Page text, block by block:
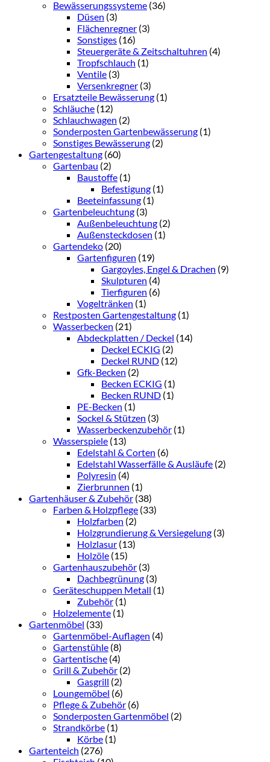
Bewässerungssysteme (36)
Düsen (3)
Flächenregner (3)
Sonstiges (16)
Steuergeräte & Zeitschaltuhren (4)
Tropfschlauch (1)
Ventile (3)
Versenkregner (3)
Ersatzteile Bewässerung (1)
Schläuche (12)
Schlauchwagen (2)
Sonderposten Gartenbewässerung (1)
Sonstiges Bewässerung (2)
Gartengestaltung (60)
Gartenbau (2)
Baustoffe (1)
Befestigung (1)
Beeteinfassung (1)
Gartenbeleuchtung (3)
Außenbeleuchtung (2)
Außensteckdosen (1)
Gartendeko (20)
Gartenfiguren (19)
Gargoyles, Engel & Drachen (9)
Skulpturen (4)
Tierfiguren (6)
Vogeltränken (1)
Restposten Gartengestaltung (1)
Wasserbecken (21)
Abdeckplatten / Deckel (14)
Deckel ECKIG (2)
Deckel RUND (12)
Gfk-Becken (2)
Becken ECKIG (1)
Becken RUND (1)
PE-Becken (1)
Sockel & Stützen (3)
Wasserbeckenzubehör (1)
Wasserspiele (13)
Edelstahl & Corten (6)
Edelstahl Wasserfälle & Ausläufe (2)
Polyresin (4)
Zierbrunnen (1)
Gartenhäuser & Zubehör (38)
Farben & Holzpflege (33)
Holzfarben (2)
Holzgrundierung & Versiegelung (3)
Holzlasur (13)
Holzöle (15)
Gartenhauszubehör (3)
Dachbegrünung (3)
Geräteschuppen Metall (1)
Zubehör (1)
Holzelemente (1)
Gartenmöbel (33)
Gartenmöbel-Auflagen (4)
Gartenstühle (8)
Gartentische (4)
Grill & Zubehör (2)
Gasgrill (2)
Loungemöbel (6)
Pflege & Zubehör (6)
Sonderposten Gartenmöbel (2)
Strandkörbe (1)
Körbe (1)
Gartenteich (276)